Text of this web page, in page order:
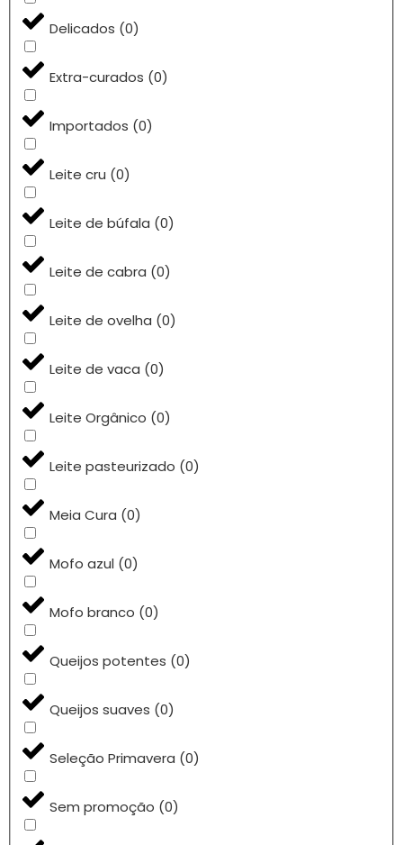
Delicados (0)
Extra-curados (0)
Importados (0)
Leite cru (0)
Leite de búfala (0)
Leite de cabra (0)
Leite de ovelha (0)
Leite de vaca (0)
Leite Orgânico (0)
Leite pasteurizado (0)
Meia Cura (0)
Mofo azul (0)
Mofo branco (0)
Queijos potentes (0)
Queijos suaves (0)
Seleção Primavera (0)
Sem promoção (0)